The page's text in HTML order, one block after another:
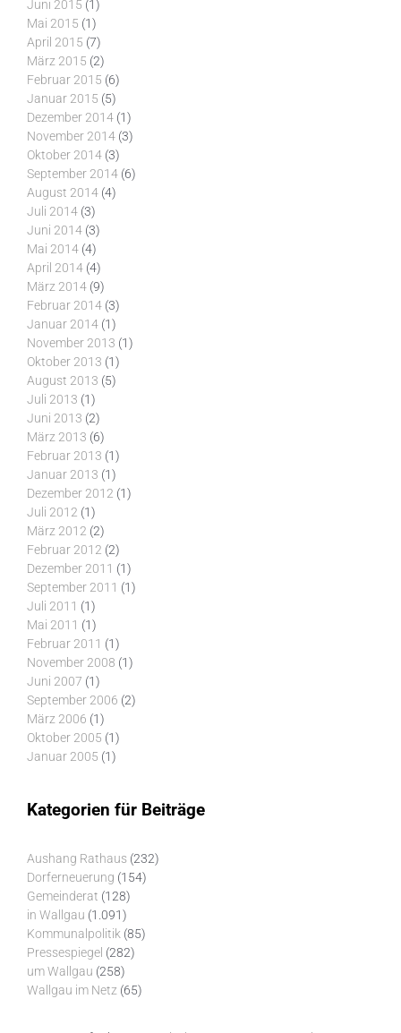
Juni 2015 (1)
Mai 2015 (1)
April 2015 (7)
März 2015 (2)
Februar 2015 (6)
Januar 2015 (5)
Dezember 2014 (1)
November 2014 (3)
Oktober 2014 (3)
September 2014 (6)
August 2014 (4)
Juli 2014 (3)
Juni 2014 (3)
Mai 2014 (4)
April 2014 (4)
März 2014 (9)
Februar 2014 (3)
Januar 2014 (1)
November 2013 (1)
Oktober 2013 (1)
August 2013 (5)
Juli 2013 (1)
Juni 2013 (2)
März 2013 (6)
Februar 2013 (1)
Januar 2013 (1)
Dezember 2012 (1)
Juli 2012 (1)
März 2012 (2)
Februar 2012 (2)
Dezember 2011 (1)
September 2011 (1)
Juli 2011 (1)
Mai 2011 (1)
Februar 2011 (1)
November 2008 (1)
Juni 2007 (1)
September 2006 (2)
März 2006 (1)
Oktober 2005 (1)
Januar 2005 (1)
Kategorien für Beiträge
Aushang Rathaus (232)
Dorferneuerung (154)
Gemeinderat (128)
in Wallgau (1.091)
Kommunalpolitik (85)
Pressespiegel (282)
um Wallgau (258)
Wallgau im Netz (65)